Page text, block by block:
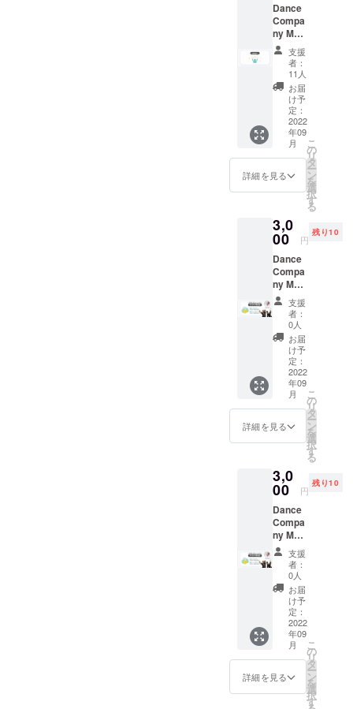
Dance
Compa
ny MOG
の挑戦
を『た
だただ
支援』
してく
ださる
方へ リ
ターン
は主催
の新井
からお
礼の
メール
バー全
員から
の御礼
の動
画、を
お送り
致しま
す。 ※
御礼の
動画は
YouTub
eの限定
公開の
URLを
共有さ
せて頂
きま
支援
者：
11人
お届
け予
定：
2022
年09
月
詳細を見る
こ
の
リ
タ
ー
ン
を
選
択
す
る
3,0
00 円
残り10
Dance
Compa
ny MOG
のメン
バーを
代表し
て2名と
主催の
新井、
制作1名
の計4名
と、リ
ターン
を購入
してく
ださっ
んで一
緒にグ
ループ
オンラ
イン飲
み会を
実施し
ます!! ※
飲み物
は自由
です!!各
自ご用
意くだ
さい!!
こちら
は9月23
日
(金)19:0
支援
者：
0人
お届
け予
定：
2022
年09
月
詳細を見る
こ
の
リ
タ
ー
ン
を
選
択
す
る
3,0
00 円
残り10
Dance
Compa
ny MOG
のメン
バーを
代表し
て2名と
主催の
新井、
制作1名
の計4名
と、リ
ターン
を購入
してく
ださっ
支援
者：
0人
お届
け予
定：
2022
年09
月
詳細を見る
こ
の
リ
タ
ー
ン
を
選
択
す